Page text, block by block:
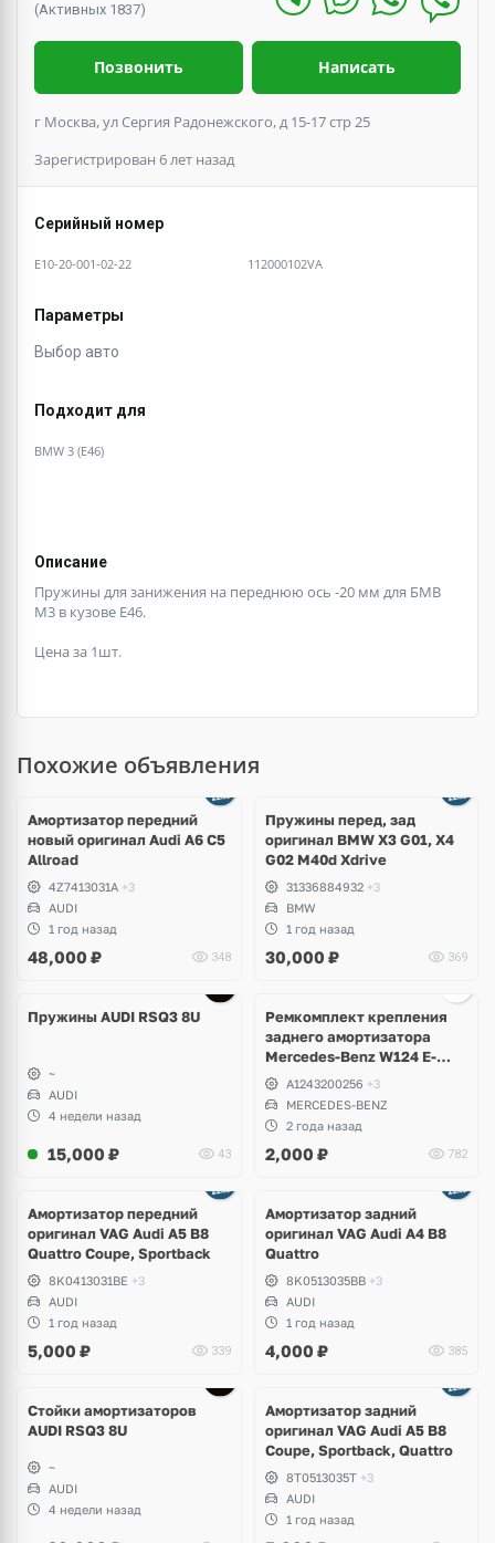
(Активных 1837)
Позвонить Написать
г Москва, ул Сергия Радонежского, д 15-17 стр 25
Зарегистрирован 6 лет назад
Серийный номер
E10-20-001-02-22 112000102VA
Параметры
Выбор авто
Подходит для
BMW 3 (E46)
Описание
Пружины для занижения на переднюю ось -20 мм для БМВ
М3 в кузове Е46.
Цена за 1шт.
Похожие объявления
Амортизатор передний
новый оригинал Audi A6 C5
Allroad
4Z7413031A +3
AUDI
1 год назад
48,000 ₽ 348
Пружины перед, зад
оригинал BMW X3 G01, X4
G02 M40d Xdrive
31336884932 +3
BMW
1 год назад
30,000 ₽ 369
Пружины AUDI RSQ3 8U
~
AUDI
4 недели назад
15,000 ₽ 43
Ремкомплект крепления
заднего амортизатора
Mercedes-Benz W124 E-
Klass, W201 190, W129 SL
A1243200256 +3
MERCEDES-BENZ
2 года назад
2,000 ₽ 782
Амортизатор передний
оригинал VAG Audi A5 B8
Quattro Coupe, Sportback
8K0413031BE +3
AUDI
1 год назад
5,000 ₽ 339
Амортизатор задний
оригинал VAG Audi A4 B8
Quattro
8K0513035BB +3
AUDI
1 год назад
4,000 ₽ 385
Стойки амортизаторов
AUDI RSQ3 8U
~
AUDI
4 недели назад
Амортизатор задний
оригинал VAG Audi A5 B8
Coupe, Sportback, Quattro
8T0513035T +3
AUDI
1 год назад